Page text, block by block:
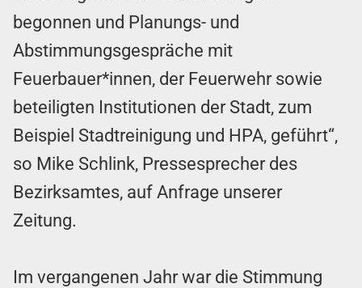
begonnen und Planungs- und
Abstimmungsgespräche mit
Feuerbauer*innen, der Feuerwehr sowie
beteiligten Institutionen der Stadt, zum
Beispiel Stadtreinigung und HPA, geführt“,
so Mike Schlink, Pressesprecher des
Bezirksamtes, auf Anfrage unserer
Zeitung.
Im vergangenen Jahr war die Stimmung